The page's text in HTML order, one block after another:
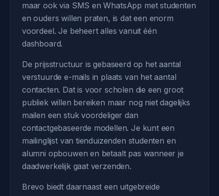
maar ook via SMS en WhatsApp met studenten
en ouders willen praten, is dat een enorm
voordeel. Je beheert alles vanuit één
dashboard.
De prijsstructuur is gebaseerd op het aantal
verstuurde e-mails in plaats van het aantal
contacten. Dat is voor scholen die een groot
publiek willen bereiken maar nog niet dagelijks
mailen een stuk voordeliger dan
contactgebaseerde modellen. Je kunt een
mailinglijst van tienduizenden studenten en
alumni opbouwen en betaalt pas wanneer je
daadwerkelijk gaat verzenden.
Brevo biedt daarnaast een uitgebreide